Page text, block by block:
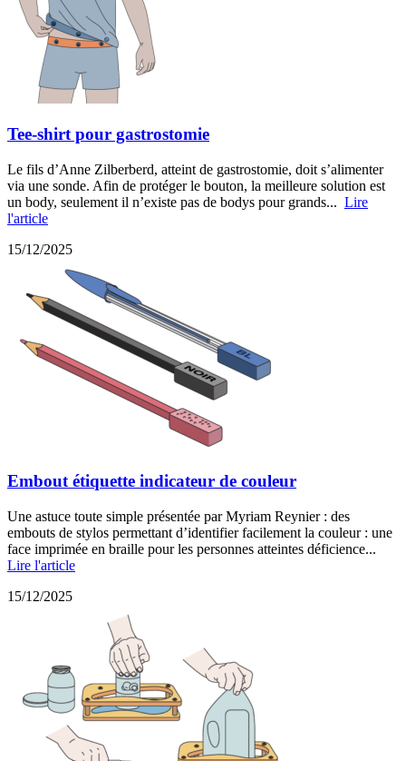
Tee-shirt pour gastrostomie
Le fils d’Anne Zilberberd, atteint de gastrostomie, doit s’alimenter
via une sonde. Afin de protéger le bouton, la meilleure solution est
un body, seulement il n’existe pas de bodys pour grands... Lire
l'article
15/12/2025
Embout étiquette indicateur de couleur
Une astuce toute simple présentée par Myriam Reynier : des
embouts de stylos permettant d’identifier facilement la couleur : une
face imprimée en braille pour les personnes atteintes déficience...
Lire l'article
15/12/2025